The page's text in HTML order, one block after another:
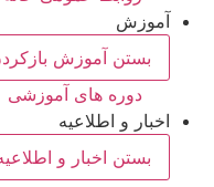
آموزش
بستن آموزش
دوره های آموزشی
اخبار و اطلاعیه
بستن اخبار و